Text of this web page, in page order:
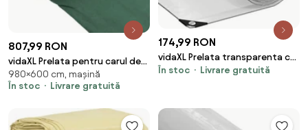
807,99 RON
vidaXL Prelata pentru carul de
fan 9,8x6 m 140 g/m²
polipropilena
980×600 cm, mașină
În stoc
Livrare gratuită
174,99 RON
vidaXL Prelata transparenta cu
ochiuri 2x10 m polietilena
În stoc Livrare gratuită